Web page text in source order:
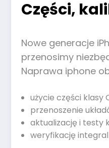
Części,
Nowe generacje
przenosimy
Naprawa iphone
użycie części klasy
przenoszenie
aktualizację i testy
weryfikację